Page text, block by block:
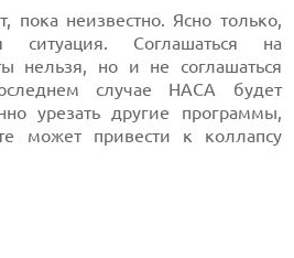
пока неизвестно. Ясно только,
ситуация. Соглашаться на
нельзя, но и не соглашаться
случае НАСА будет
урезать другие программы,
может привести к коллапсу